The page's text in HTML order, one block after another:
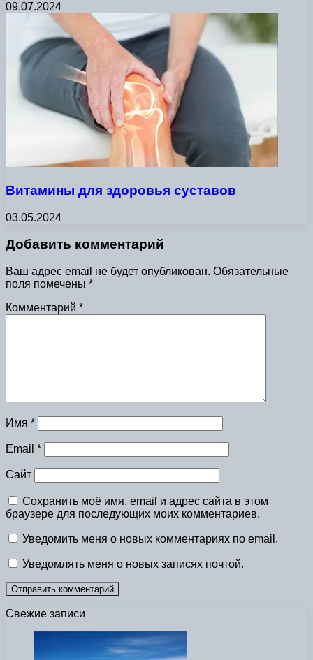
09.07.2024
Витамины для здоровья суставов
03.05.2024
Добавить комментарий
Ваш адрес email не будет опубликован. Обязательные
поля помечены *
Комментарий *
Имя *
Email *
Сайт
Сохранить моё имя, email и адрес сайта в этом
браузере для последующих моих комментариев.
Уведомить меня о новых комментариях по email.
Уведомлять меня о новых записях почтой.
Свежие записи